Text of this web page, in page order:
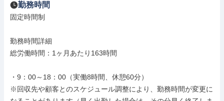
勤務時間
固定時間制
勤務時間詳細
総労働時間：1ヶ月あたり163時間
・9：00～18：00（実働8時間、休憩60分）
※回収先や顧客とのスケジュール調整により、勤務時間が変更に